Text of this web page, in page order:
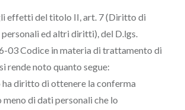
effetti del titolo II, art. 7 (Diritto di
personali ed altri diritti), del D.lgs.
03 Codice in materia di trattamento di
rende noto quanto segue:
ha diritto di ottenere la conferma
meno di dati personali che lo